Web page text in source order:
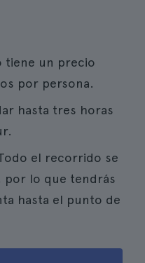
tiene un precio
por persona.
hasta tres horas
el recorrido se
por lo que tendrás
hasta el punto de